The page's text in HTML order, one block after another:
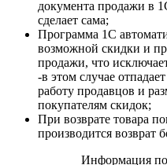
документа продажи в
сделает сама;
Программа 1С
возможной скидки и
продажи, что
-в этом случае
работу продавцов и
покупателям скидок;
При возврате товара
производится возврат
Информация